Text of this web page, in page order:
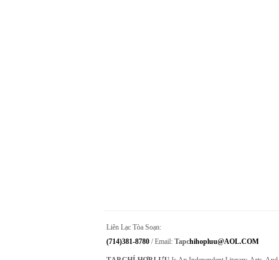
Liên Lạc Tòa Soạn:
(714)381-8780 / Email: TapcHihopluu@AOL.COM